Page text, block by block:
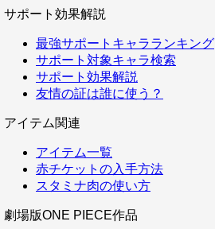
サポート効果解説
最強サポートキャラランキング
サポート対象キャラ検索
サポート効果解説
友情の証は誰に使う？
アイテム関連
アイテム一覧
赤チケットの入手方法
スタミナ肉の使い方
劇場版ONE PIECE作品